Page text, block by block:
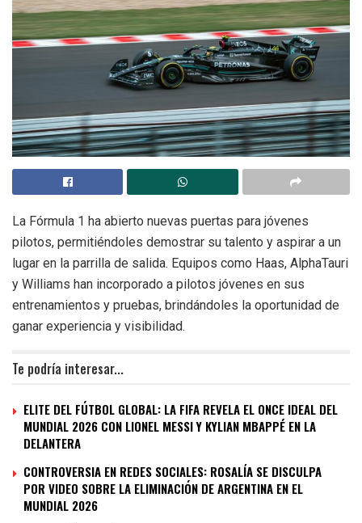
La Fórmula 1 ha abierto nuevas puertas para jóvenes
pilotos, permitiéndoles demostrar su talento y aspirar a un
lugar en la parrilla de salida. Equipos como Haas, AlphaTauri
y Williams han incorporado a pilotos jóvenes en sus
entrenamientos y pruebas, brindándoles la oportunidad de
ganar experiencia y visibilidad.
Te podría interesar...
ELITE DEL FÚTBOL GLOBAL: LA FIFA REVELA EL ONCE IDEAL DEL
MUNDIAL 2026 CON LIONEL MESSI Y KYLIAN MBAPPÉ EN LA
DELANTERA
CONTROVERSIA EN REDES SOCIALES: ROSALÍA SE DISCULPA
POR VIDEO SOBRE LA ELIMINACIÓN DE ARGENTINA EN EL
MUNDIAL 2026